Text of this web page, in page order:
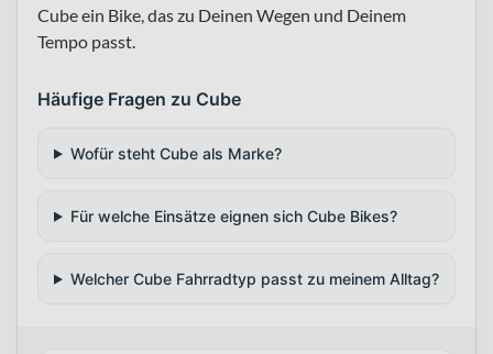
Cube ein Bike, das zu Deinen Wegen und Deinem
Tempo passt.
Häufige Fragen zu Cube
Wofür steht Cube als Marke?
Für welche Einsätze eignen sich Cube Bikes?
Welcher Cube Fahrradtyp passt zu meinem Alltag?